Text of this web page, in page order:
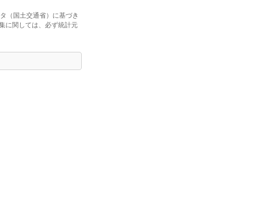
（国土交通省）に基づき
に関しては、必ず統計元